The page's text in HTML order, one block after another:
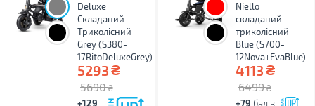
Deluxe
Складаний
Триколісний
Grey (S380-
17RitoDeluxeGrey)
5293₴
5690 ₴
+129
Niello
складаний
триколісний
Blue (S700-
12Nova+EvaBlue)
4113₴
6499 ₴
+79 балів